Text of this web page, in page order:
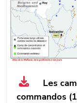
Les
commandos